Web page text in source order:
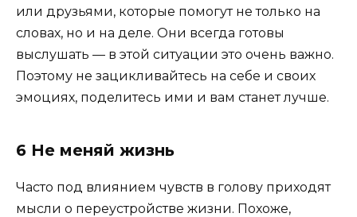
или друзьями, которые помогут не только на
словах, но и на деле. Они всегда готовы
выслушать — в этой ситуации это очень важно.
Поэтому не зацикливайтесь на себе и своих
эмоциях, поделитесь ими и вам станет лучше.
6 Не меняй жизнь
Часто под влиянием чувств в голову приходят
мысли о переустройстве жизни. Похоже,